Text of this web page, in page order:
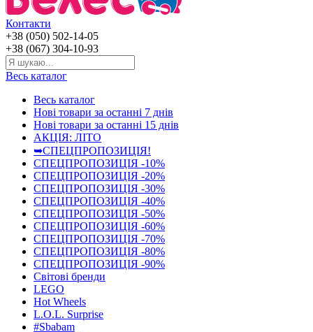
Контакти
+38 (050) 502-14-05
+38 (067) 304-10-93
Весь каталог
Весь каталог
Нові товари за останнi 7 днiв
Нові товари за останнi 15 днiв
АКЦІЯ: ЛІТО
➥СПЕЦПРОПОЗИЦІЯ!
СПЕЦПРОПОЗИЦІЯ -10%
СПЕЦПРОПОЗИЦІЯ -20%
СПЕЦПРОПОЗИЦІЯ -30%
СПЕЦПРОПОЗИЦІЯ -40%
СПЕЦПРОПОЗИЦІЯ -50%
СПЕЦПРОПОЗИЦІЯ -60%
СПЕЦПРОПОЗИЦІЯ -70%
СПЕЦПРОПОЗИЦІЯ -80%
СПЕЦПРОПОЗИЦІЯ -90%
Світові бренди
LEGO
Hot Wheels
L.O.L. Surprise
#Sbabam